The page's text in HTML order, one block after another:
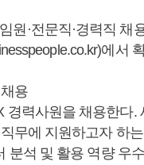
원·전문직·경력직 채
에서
용
경력사원을 채용한다.
무에 지원하고자 하
분석 및 활용 역량 우